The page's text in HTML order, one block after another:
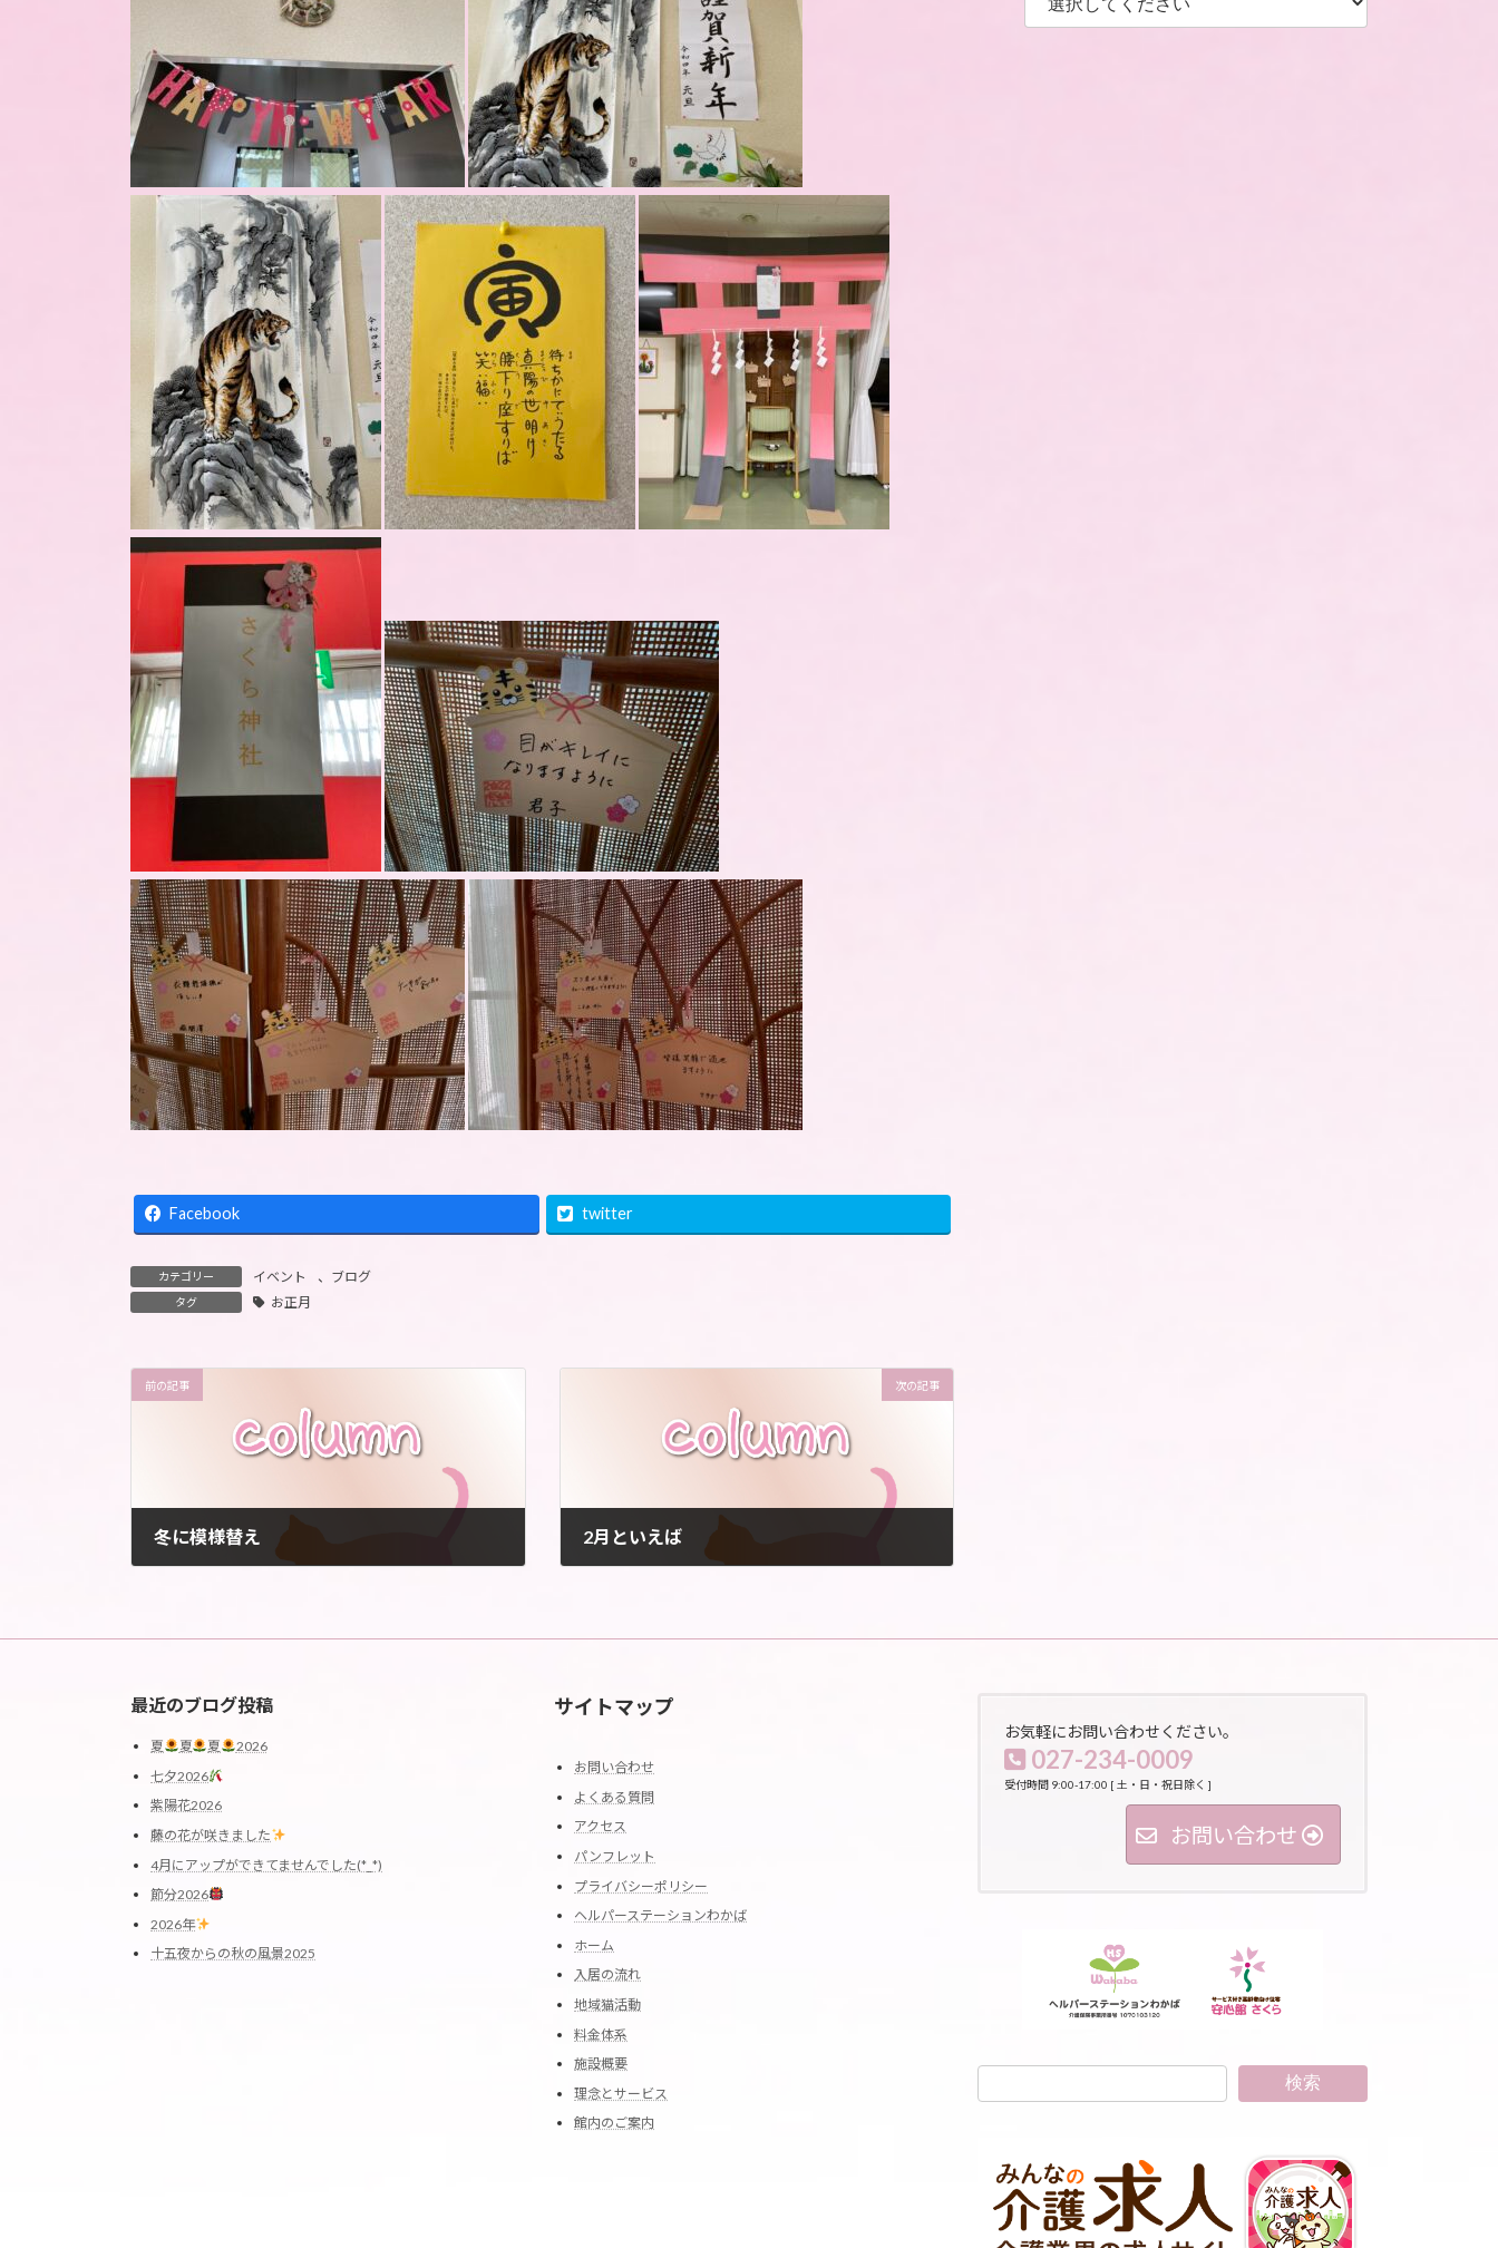
Facebook twitter
カテゴリー イベント 、 ブログ
タグ お正月
前の記事
冬に模様替え
次の記事
2月といえば
最近のブログ投稿
夏 夏 夏
2026
七夕2026
紫陽花2026
藤の花が咲きました
4月にアップができてませんでした(*_*)
節分2026
2026年
十五夜からの秋の風景2025
サイトマップ
お問い合わせ
よくある質問
アクセス
パンフレット
プライバシーポリシー
ヘルパーステーションわかば
ホーム
入居の流れ
地域猫活動
料金体系
施設概要
理念とサービス
館内のご案内
お気軽にお問い合わせください。
027-234-0009
受付時間 9:00-17:00 [ 土・日・祝日除く ]
お問い合わせ
検索